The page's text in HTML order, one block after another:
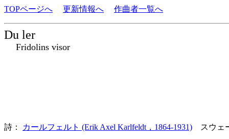
TOPページへ 更新情報へ 作曲者一覧へ
Du ler
Fridolins visor
詩： カールフェルト (Erik Axel Karlfeldt，1864-1931) スウェ